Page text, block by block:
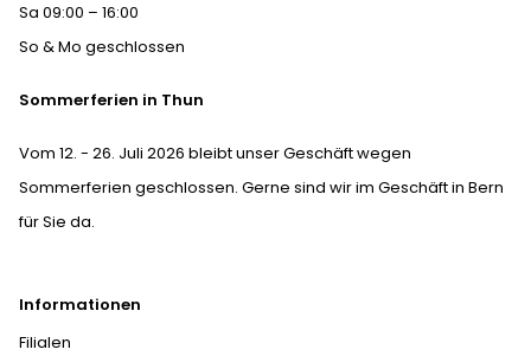
Informationen
Filialen
Sa 09:00 – 16:00
So & Mo geschlossen
Sommerferien in Thun
Vom 12. - 26. Juli 2026 bleibt unser Geschäft wegen
Sommerferien geschlossen. Gerne sind wir im Geschäft in Bern
für Sie da.